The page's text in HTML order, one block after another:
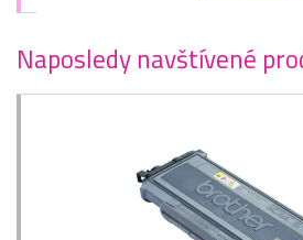
Naposledy navštívené